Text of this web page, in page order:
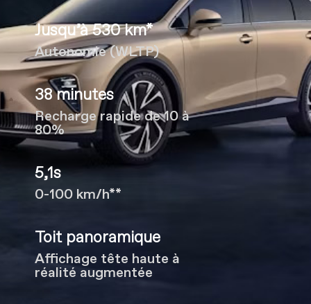
Jusqu’à 530 km*
Autonomie (WLTP)
38 minutes
Recharge rapide de 10 à
80%
5,1s
0-100 km/h**
Toit panoramique
Affichage tête haute à
réalité augmentée